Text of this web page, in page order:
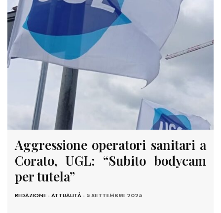
Aggressione operatori sanitari a
Corato, UGL: “Subito bodycam
per tutela”
REDAZIONE - ATTUALITÀ - 5 SETTEMBRE 2025